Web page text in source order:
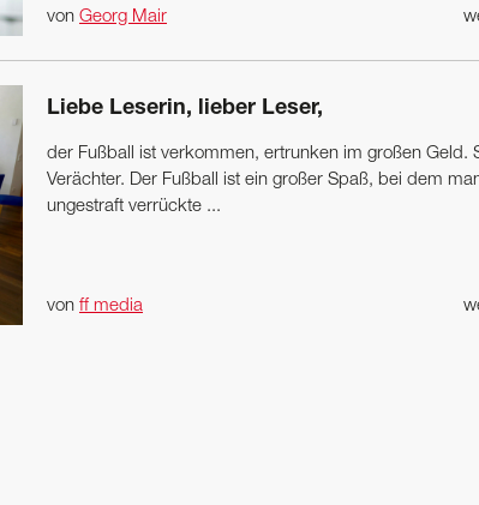
von Georg Mair
Liebe Leserin, lieber Leser,
der Fußball ist verkommen, ertrunken im großen Geld.
Verächter. Der Fußball ist ein großer Spaß, bei dem
ungestraft verrückte ...
von ff media